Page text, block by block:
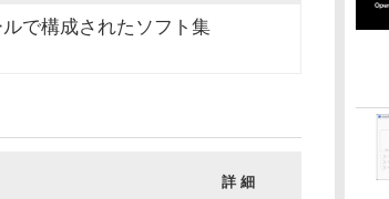
で構成されたソフト集
詳 細